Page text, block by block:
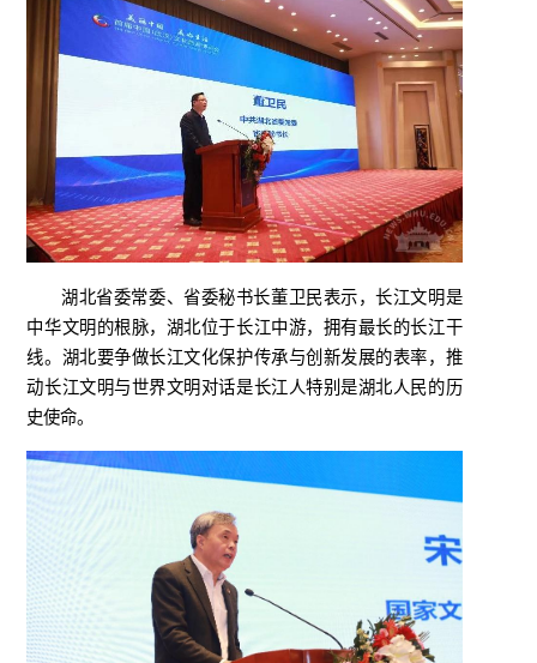
湖北省委常委、省委秘书长董卫民表示，长江文明是
中华文明的根脉，湖北位于长江中游，拥有最长的长江干
线。湖北要争做长江文化保护传承与创新发展的表率，推
动长江文明与世界文明对话是长江人特别是湖北人民的历
史使命。